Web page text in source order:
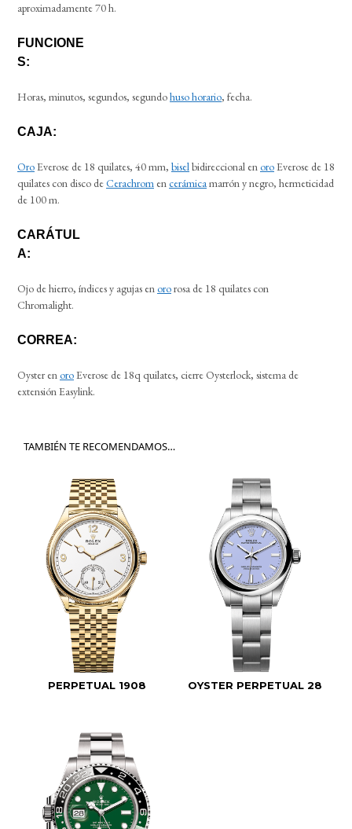
aproximadamente 70 h.
FUNCIONE
S:
Horas, minutos, segundos, segundohuso horario, fecha.
CAJA:
OroEverose de 18 quilates, 40 mm, biselbidireccional enoroEverose de 18
quilates con disco deCerachrom encerámicamarrón y negro, hermeticidad
de 100 m.
CARÁTUL
A:
Ojo de hierro, índices y agujas enororosa de 18 quilates con
Chromalight.
CORREA:
Oyster enoroEverose de 18q quilates, cierre Oysterlock, sistema de
extensión Easylink.
TAMBIÉN TE RECOMENDAMOS…
PERPETUAL 1908 OYSTER PERPETUAL 28